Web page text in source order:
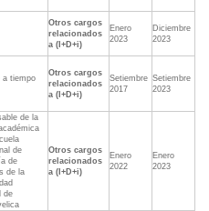
Otros cargos
relacionados
a (I+D+i)
Enero
2023
Diciembre
2023
a tiempo
Otros cargos
relacionados
a (I+D+i)
Setiembre
2017
Setiembre
2023
de la
de
de
de la
de
Otros cargos
relacionados
a (I+D+i)
Enero
2022
Enero
2023